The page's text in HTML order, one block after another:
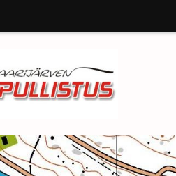
Pullistus